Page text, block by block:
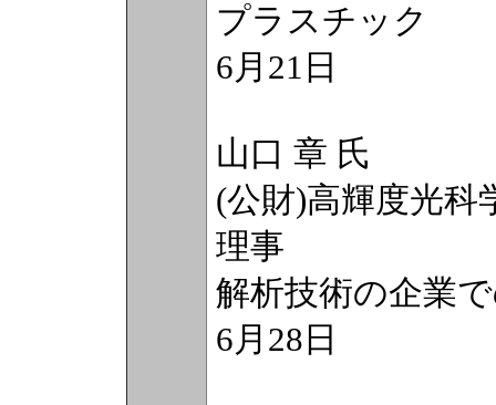
プラスチック
6月21日
山口 章 氏
(公財)高輝度光科
理事
解析技術の企業
6月28日